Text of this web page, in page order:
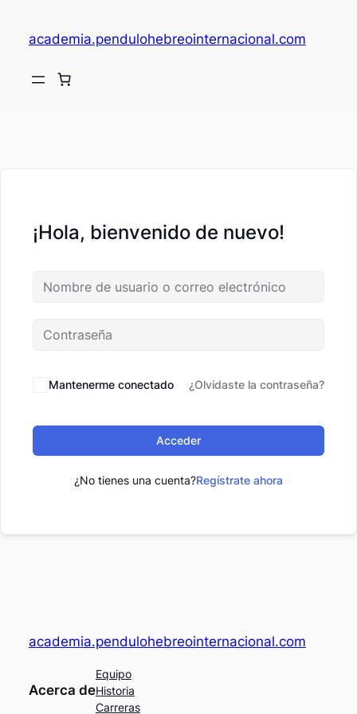
academia.pendulohebreointernacional.com
¡Hola, bienvenido de nuevo!
Mantenerme conectado ¿Olvidaste la contraseña?
Acceder
¿No tienes una cuenta?Regístrate ahora
academia.pendulohebreointernacional.com
Acerca de
Equipo
Historia
Carreras